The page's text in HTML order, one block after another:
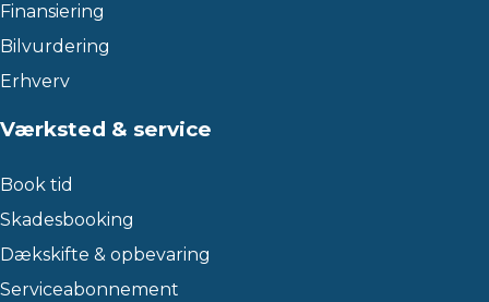
Finansiering
Bilvurdering
Erhverv
Værksted & service
Book tid
Skadesbooking
Dækskifte & opbevaring
Serviceabonnement